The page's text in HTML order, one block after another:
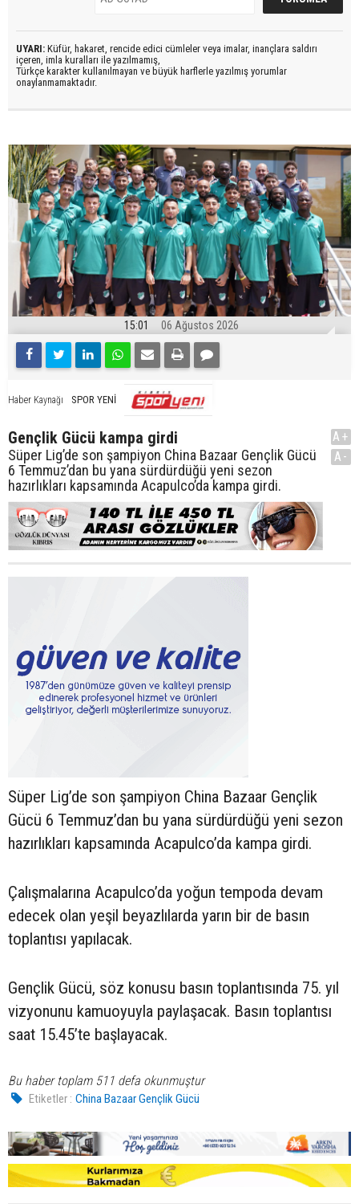
UYARI: Küfür, hakaret, rencide edici cümleler veya imalar, inançlara saldırı
içeren, imla kuralları ile yazılmamış,
Türkçe karakter kullanılmayan ve büyük harflerle yazılmış yorumlar
onaylanmamaktadır.
15:01 06 Ağustos 2026
Haber Kaynağı SPOR YENİ
Gençlik Gücü kampa girdi
Süper Lig’de son şampiyon China Bazaar Gençlik Gücü
6 Temmuz’dan bu yana sürdürdüğü yeni sezon
hazırlıkları kapsamında Acapulco’da kampa girdi.
A+
A-
Süper Lig’de son şampiyon China Bazaar Gençlik
Gücü 6 Temmuz’dan bu yana sürdürdüğü yeni sezon
hazırlıkları kapsamında Acapulco’da kampa girdi.
Çalışmalarına Acapulco’da yoğun tempoda devam
edecek olan yeşil beyazlılarda yarın bir de basın
toplantısı yapılacak.
Gençlik Gücü, söz konusu basın toplantısında 75. yıl
vizyonunu kamuoyuyla paylaşacak. Basın toplantısı
saat 15.45’te başlayacak.
Bu haber toplam 511 defa okunmuştur
Etiketler : China Bazaar Gençlik Gücü